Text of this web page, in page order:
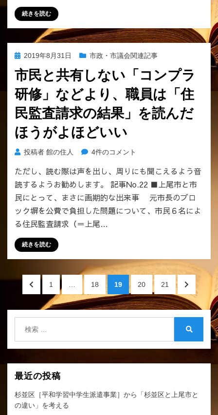
語
り、
論
き
る
市
民
の
登
が
待
れ
る。
へ
の
続きを読む
投
日:
2019年8月31日 市政・市議会関連記事
市民と共有しない「コンプラ
研修」などより、職員は「住
民監査請求の結果」を読んだ
ほうがよほどいい
投稿者 館の住人
市
と
共
有
な
い
プ
ラ
な
ど
は
監
4件のコメント
ただし、読む際は声を出し、周りにも聞こえるよう音
読するようお勧めします。 記事No.22 ■上尾市と市
民にとって、まさに画期的な出来事 元市長のブロ
ック塀を公費で負担した問題について、市民６名によ
る住民監査請求（＝上尾…
続きを読む
投
の
ー
ジ
送
り
の
ー
ジ
ペ
ー
ジ
1
ペ
ー
ジ
18
ペ
ー
ジ
19
ペ
ー
ジ
20
ペ
ー
ジ
21
次
の
ペ
ー
ジ
最近の投稿
杉並区［平和学習中学生派遣事業］から「杉並区と上尾市と
の違い」を考える